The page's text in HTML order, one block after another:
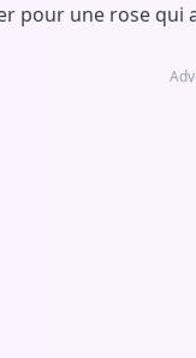
pour une rose qui